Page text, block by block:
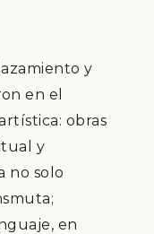
y
en el
obras
y
no solo
en